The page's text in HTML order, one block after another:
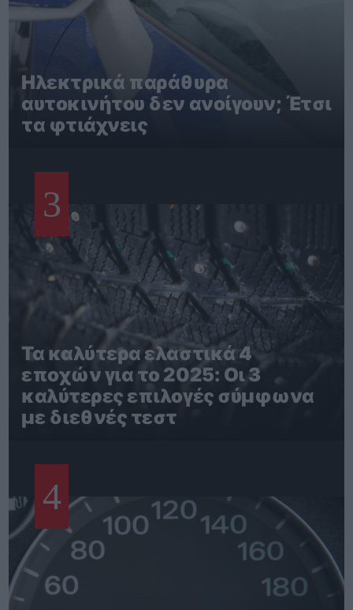
Ηλεκτρικά παράθυρα
αυτοκινήτου δεν ανοίγουν; Έτσι
τα φτιάχνεις
3
Τα καλύτερα ελαστικά 4
εποχών για το 2025: Οι 3
καλύτερες επιλογές σύμφωνα
με διεθνές τεστ
4